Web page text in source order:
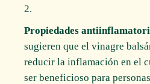
Propiedades
sugieren que el vinagre
reducir la inflamación en el
ser beneficioso para